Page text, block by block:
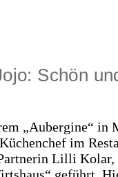
Schön
„Aubergine“
im
Lilli